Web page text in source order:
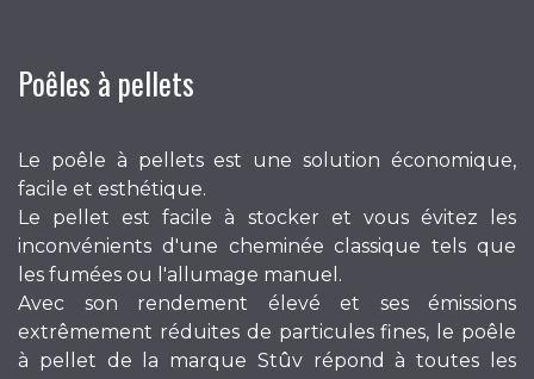
Poêles à pellets
Le poêle à pellets est une solution économique,
facile et esthétique.
Le pellet est facile à stocker et vous évitez les
inconvénients d'une cheminée classique tels que
les fumées ou l'allumage manuel.
Avec son rendement élevé et ses émissions
extrêmement réduites de particules fines, le poêle
à pellet de la marque Stûv répond à toutes les